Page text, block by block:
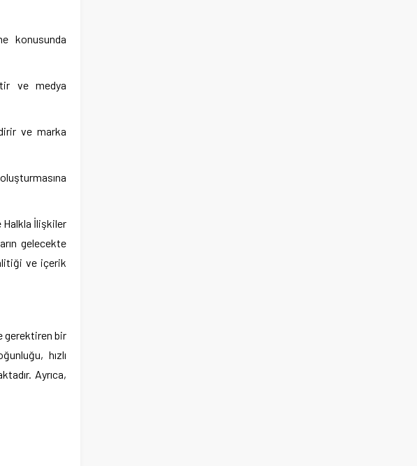
konusunda
ve medya
ve marka
Halkla İlişkiler
gelecekte
ve içerik
gerektiren bir
hızlı
Ayrıca,